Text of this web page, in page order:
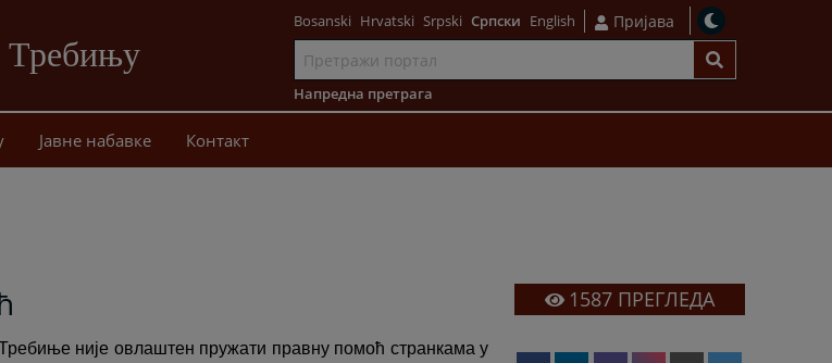
Требињу
садржај
Bosanski Hrvatski Srpski Српски English Пријава
Напредна претрага
Јавне набавке Контакт
није овлаштен пружати правну помоћ странкама у
1587 ПРЕГЛЕДА